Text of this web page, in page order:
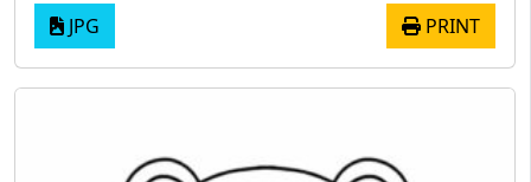
JPG PRINT